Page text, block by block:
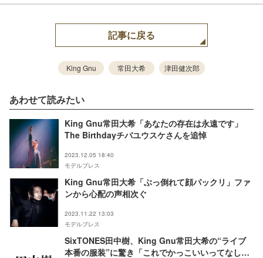
記事に戻る
King Gnu 常田大希 津田健次郎
あわせて読みたい
King Gnu常田大希「あなたの存在は永遠です」
The Birthdayチバユウスケさんを追悼
2023.12.05 18:40
モデルプレス
King Gnu常田大希「ぶっ倒れて顔パックリ」ファ
ンから心配の声相次ぐ
2023.11.22 13:03
モデルプレス
SixTONES田中樹、King Gnu常田大希の“ライブ
本番の服装”に驚き「これでかっこいいってなしじ